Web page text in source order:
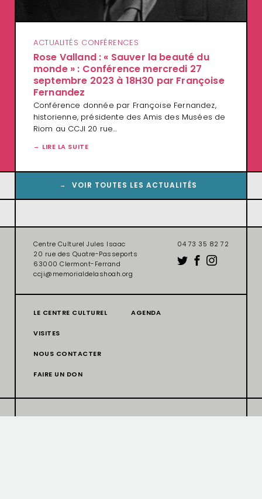
ACTUALITÉS CONFÉRENCES
Rose Valland : « Sauver la beauté du
monde » : Conférence mercredi 27
septembre 2023 à 18H30 par Françoise
Fernandez
Conférence donnée par Françoise Fernandez,
historienne, présidente des Amis des Musées de
Riom au CCJI 20 rue…
LIRE LA SUITE
VOIR TOUTES LES ACTUALITÉS
Centre Culturel Jules Isaac
20 rue des Quatre-Passeports
63000 Clermont-Ferrand
ccji@memorialdelashoah.org
04 73 35 82 72
LE CENTRE CULTUREL
VISITES
NOUS CONTACTER
FAIRE UN DON
AGENDA